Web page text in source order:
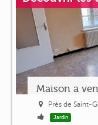
Maison a
Près de Saint-
Jardin